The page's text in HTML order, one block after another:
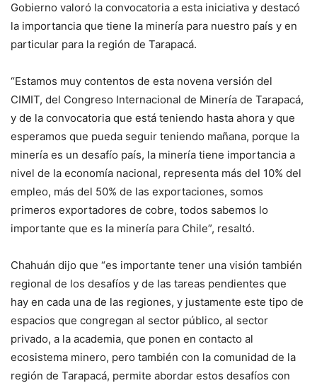
Gobierno valoró la convocatoria a esta iniciativa y destacó
la importancia que tiene la minería para nuestro país y en
particular para la región de Tarapacá.
“Estamos muy contentos de esta novena versión del
CIMIT, del Congreso Internacional de Minería de Tarapacá,
y de la convocatoria que está teniendo hasta ahora y que
esperamos que pueda seguir teniendo mañana, porque la
minería es un desafío país, la minería tiene importancia a
nivel de la economía nacional, representa más del 10% del
empleo, más del 50% de las exportaciones, somos
primeros exportadores de cobre, todos sabemos lo
importante que es la minería para Chile”, resaltó.
Chahuán dijo que “es importante tener una visión también
regional de los desafíos y de las tareas pendientes que
hay en cada una de las regiones, y justamente este tipo de
espacios que congregan al sector público, al sector
privado, a la academia, que ponen en contacto al
ecosistema minero, pero también con la comunidad de la
región de Tarapacá, permite abordar estos desafíos con